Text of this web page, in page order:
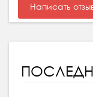
Написать